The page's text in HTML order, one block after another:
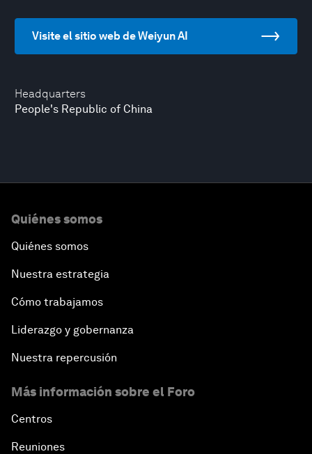
Headquarters
People's Republic of China
Visite el sitio web de Weiyun AI
Quiénes somos
Quiénes somos
Nuestra estrategia
Cómo trabajamos
Liderazgo y gobernanza
Nuestra repercusión
Más información sobre el Foro
Centros
Reuniones